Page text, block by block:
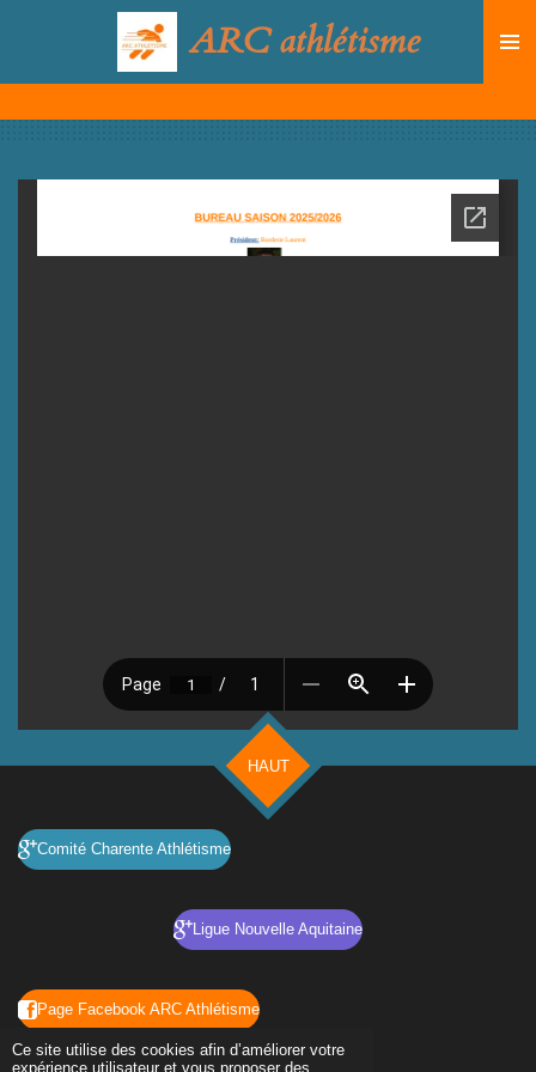
Ce site utilise des cookies afin d’améliorer votre
expérience utilisateur et vous proposer des
ARC athlétisme
HAUT
Comité Charente Athlétisme
Ligue Nouvelle Aquitaine
Page Facebook ARC Athlétisme
© 2023 - 2026 ARC Athlétisme
Propulsé parWebador